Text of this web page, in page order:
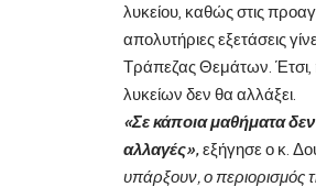
λυκείου, καθώς στις
απολυτήριες εξετάσεις
Τράπεζας Θεμάτων. Έτσι,
λυκείων δεν θα αλλάξει.
«Σε κάποια μαθήματα
αλλαγές»,εξήγησε ο κ.
υπάρξουν, ο περιορισμός